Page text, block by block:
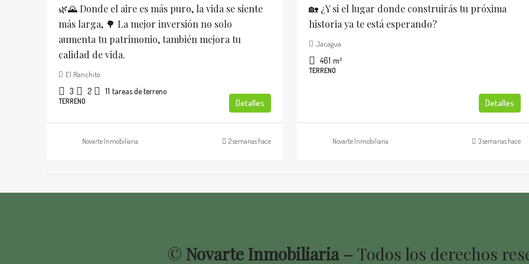
🌿🌄 Donde el aire es más puro, la vida se siente
más larga, 🌳 La mejor inversión no solo
aumenta tu patrimonio, también mejora tu
calidad de vida.
El Ranchito
3 2 11 tareas de terreno
TERRENO Detalles
Novarte Inmobiliaria 2 semanas hace
🏡 ¿Y si el lugar donde construirás tu próxima
historia ya te está esperando?
Jacagua
461 m²
TERRENO
Detalles
Novarte Inmobiliaria 3 semanas hace
© Novarte Inmobiliaria – Todos los derechos